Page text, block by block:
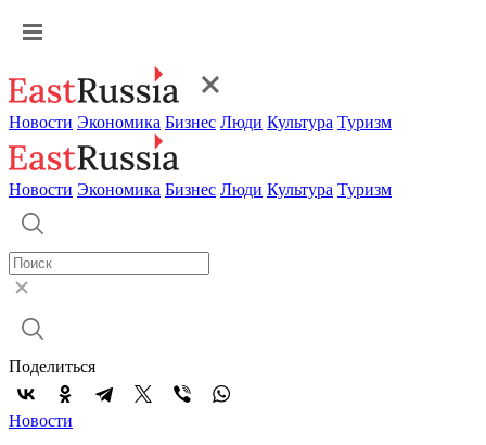
Новости Экономика Бизнес Люди Культура Туризм
Новости Экономика Бизнес Люди Культура Туризм
Поделиться
Новости